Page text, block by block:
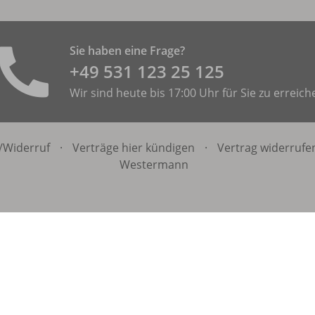
Sie haben eine Frage?
+49 531 ­123 25 125
Wir sind heute bis 17:00 Uhr für Sie zu
Widerruf · Verträge hier kündigen · Vertrag
Westermann